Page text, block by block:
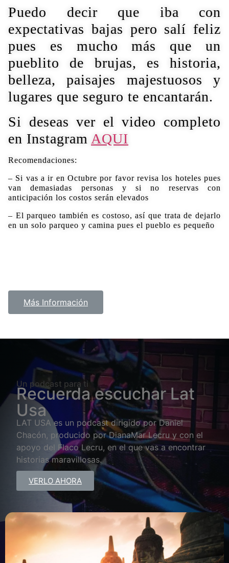
Puedo decir que iba con
expectativas bajas pero salí feliz
pues es mucho más que un
pueblito de brujas, es historia,
belleza, paisajes majestuosos y
lugares que seguro te encantarán.
Si deseas ver el video completo
en Instagram AQUI
Recomendaciones:
– Si vas a ir en Octubre por favor revisa los hoteles pues
van demasiadas personas y si no reservas con
anticipación los costos serán elevados
– El parqueo también es costoso, así que trata de dejarlo
en un solo parqueo y camina pues el pueblo es pequeño
Más Información
Un podcast para ti
Recuerda escuchar Lat
Usa
LAT USA es un podcast dirigido por Daniel
Chacón, producido por DianaMar Lecru y con el
apoyo del Flaco Lecru, en el que vas a encontrar
historias maravillosas.
VERLO AHORA